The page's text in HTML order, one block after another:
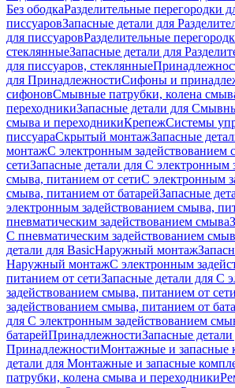
Без ободкаРазделительные перегородки
писсуаровЗапасные детали для
для писсуаровРазделительные
стеклянныеЗапасные детали для
для писсуаров, стеклянные
для ПринадлежностиСифоны и
сифоновСмывные патрубки, колена
переходникиЗапасные детали для
смыва и переходникиКрепежСистемы
писсуараСкрытый монтажЗапасные
монтажС электронным задействованием
сетиЗапасные детали для С электронным
смыва, питанием от сетиС электронным
смыва, питанием от батарейЗапасные
электронным задействованием смыва,
пневматическим задействованием смыва
С пневматическим задействованием
детали для BasicНаружный монтаж
Наружный монтажС электронным
питанием от сетиЗапасные детали для С
задействованием смыва, питанием от сети
задействованием смыва, питанием от
для С электронным задействованием
батарейПринадлежностиЗапасные детали
ПринадлежностиМонтажные и запасные
детали для Монтажные и запасные
патрубки, колена смыва и переходники